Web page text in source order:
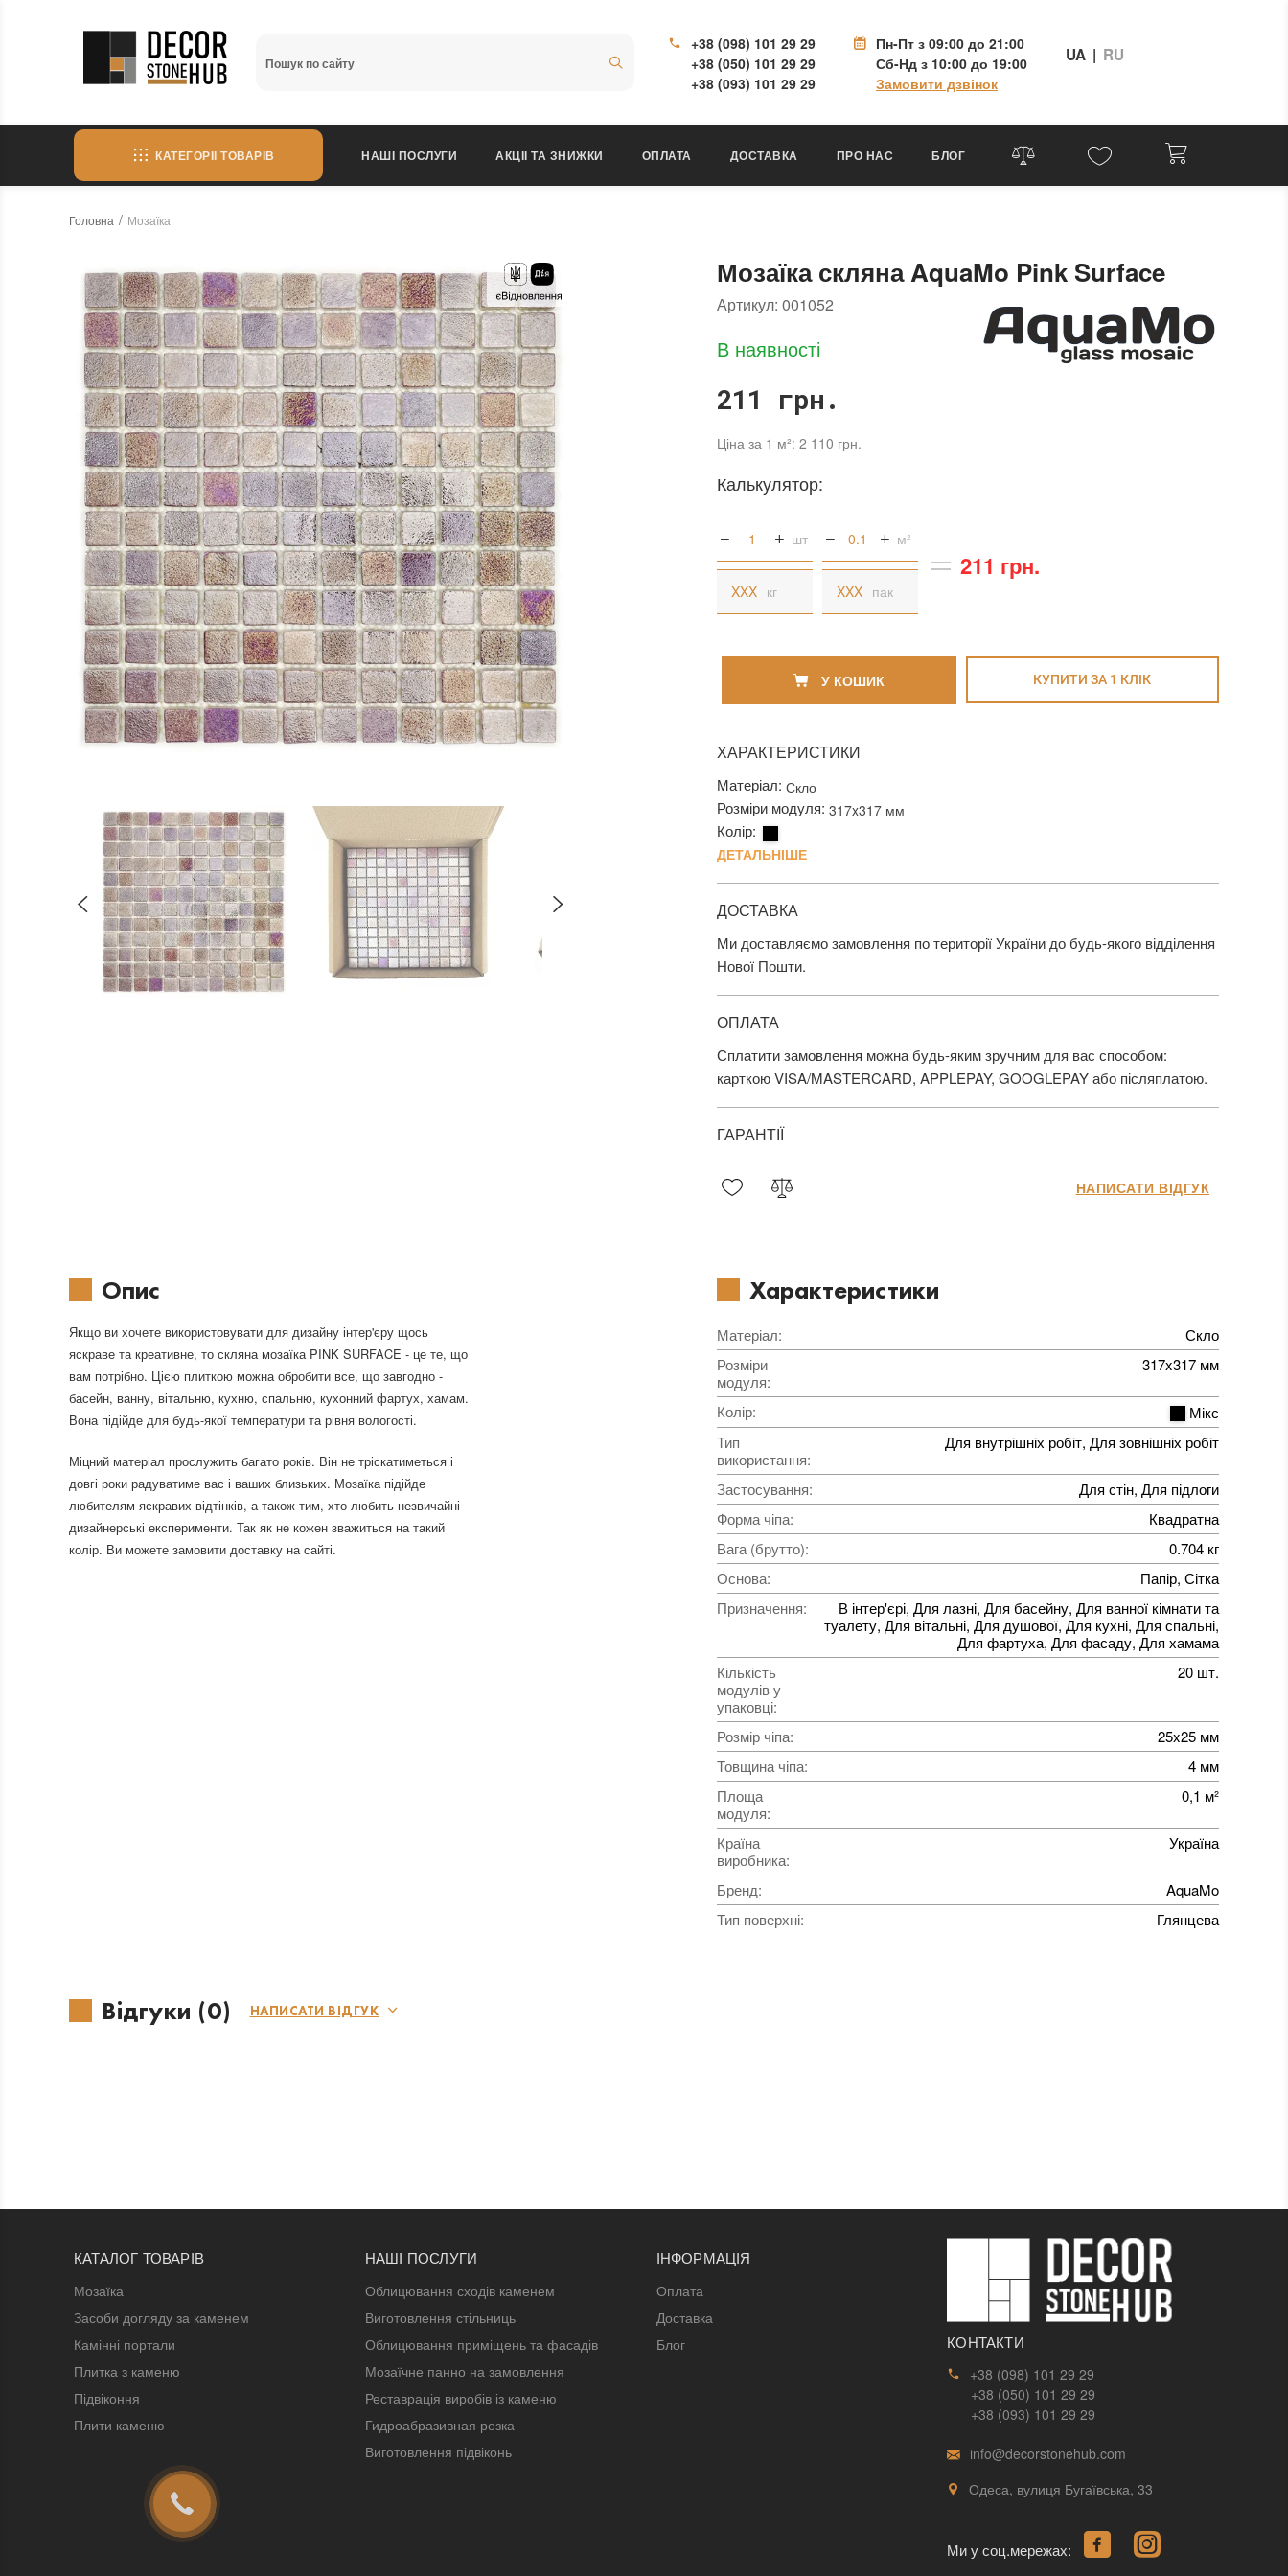
+38 (098) 101 29 29
+38 (050) 101 29 29
+38 (093) 101 29 29
Пн-Пт з 09:00 до 21:00
Сб-Нд з 10:00 до 19:00
Замовити дзвінок
UA | RU
КАТЕГОРІЇ ТОВАРІВ НАШІ ПОСЛУГИ АКЦІЇ ТА ЗНИЖКИ ОПЛАТА ДОСТАВКА ПРО НАС БЛОГ
Головна Мозаїка
Мозаїка скляна AquaMo Pink Surface
Артикул: 001052
В наявності
211 грн.
Ціна за 1 м²: 2 110 грн.
Калькулятор:
шт м²
кг пак
211 грн.
У КОШИК КУПИТИ ЗА 1 КЛIК
ХАРАКТЕРИСТИКИ
Матеріал: Скло
Розміри модуля: 317x317 мм
Колір:
ДЕТАЛЬНІШЕ
ДОСТАВКА
Ми доставляємо замовлення по території України до будь-якого відділення
Нової Пошти.
ОПЛАТА
Сплатити замовлення можна будь-яким зручним для вас способом:
карткою VISA/MASTERCARD, APPLEPAY, GOOGLEPAY або післяплатою.
ГАРАНТІЇ
НАПИСАТИ ВІДГУК
Опис
Якщо ви хочете використовувати для дизайну інтер'єру щось
яскраве та креативне, то скляна мозаїка PINK SURFACE - це те, що
вам потрібно. Цією плиткою можна обробити все, що завгодно -
басейн, ванну, вітальню, кухню, спальню, кухонний фартух, хамам.
Вона підійде для будь-якої температури та рівня вологості.
Міцний матеріал прослужить багато років. Він не тріскатиметься і
довгі роки радуватиме вас і ваших близьких. Мозаїка підійде
любителям яскравих відтінків, а також тим, хто любить незвичайні
дизайнерські експерименти. Так як не кожен зважиться на такий
колір. Ви можете замовити доставку на сайті.
Характеристики
Матеріал:
Скло
Розміри
модуля:
317x317 мм
Колір:
Мікс
Тип
використання:
Для внутрішніх робіт, Для зовнішніх робіт
Застосування:
Для стін, Для підлоги
Форма чіпа:
Квадратна
Вага (брутто):
0.704 кг
Основа:
Папір, Сітка
Призначення:
В інтер'єрі, Для лазні, Для басейну, Для ванної кімнати та
туалету, Для вітальні, Для душової, Для кухні, Для спальні,
Для фартуха, Для фасаду, Для хамама
Кількість
модулів у
упаковці:
20 шт.
Розмір чіпа:
25x25 мм
Товщина чіпа:
4 мм
Площа
модуля:
0,1 м²
Країна
виробника:
Україна
Бренд:
AquaMo
Тип поверхні: Глянцева
Відгуки (0) НАПИСАТИ ВІДГУК
КАТАЛОГ ТОВАРІВ
Мозаїка
Засоби догляду за каменем
Камінні портали
Плитка з каменю
Підвіконня
Плити каменю
НАШІ ПОСЛУГИ
Облицювання сходів каменем
Виготовлення стільниць
Облицювання приміщень та фасадів
Мозаїчне панно на замовлення
Реставрація виробів із каменю
Гидроабразивная резка
Виготовлення підвіконь
ІНФОРМАЦІЯ
Оплата
Доставка
Блог
КОНТАКТИ
+38 (098) 101 29 29
+38 (050) 101 29 29
+38 (093) 101 29 29
info@decorstonehub.com
Одеса, вулиця Бугаївська, 33
Ми у соц.мережах: